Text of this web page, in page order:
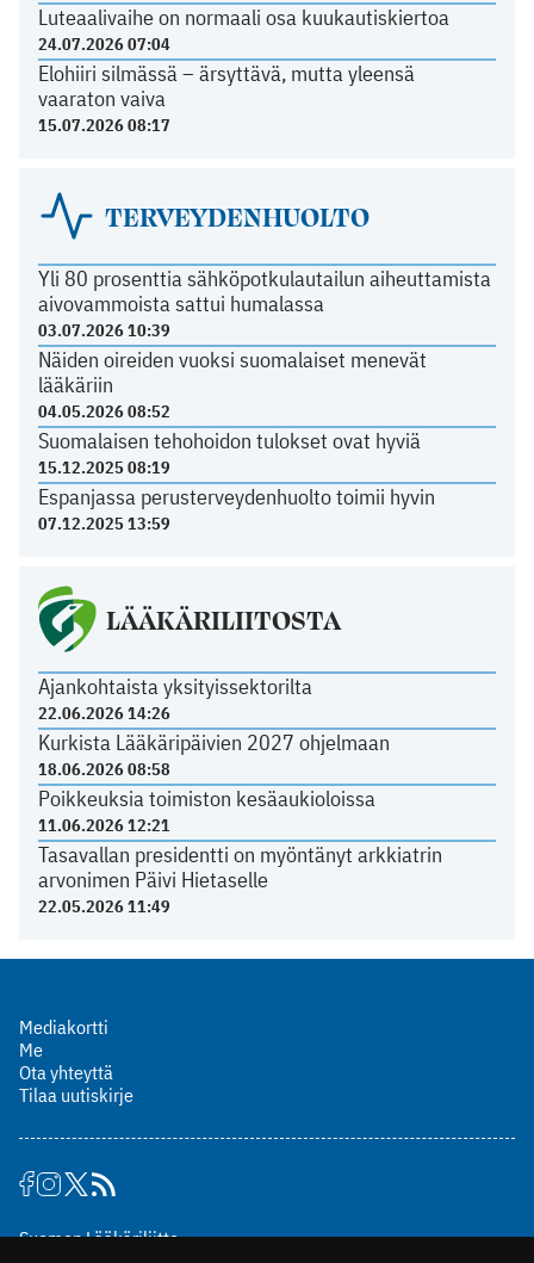
Luteaalivaihe on normaali osa kuukautiskiertoa
24.07.2026 07:04
Elohiiri silmässä – ärsyttävä, mutta yleensä
vaaraton vaiva
15.07.2026 08:17
TERVEYDENHUOLTO
Yli 80 prosenttia sähköpotkulautailun aiheuttamista
aivovammoista sattui humalassa
03.07.2026 10:39
Näiden oireiden vuoksi suomalaiset menevät
lääkäriin
04.05.2026 08:52
Suomalaisen tehohoidon tulokset ovat hyviä
15.12.2025 08:19
Espanjassa perusterveydenhuolto toimii hyvin
07.12.2025 13:59
LÄÄKÄRILIITOSTA
Ajankohtaista yksityissektorilta
22.06.2026 14:26
Kurkista Lääkäripäivien 2027 ohjelmaan
18.06.2026 08:58
Poikkeuksia toimiston kesäaukioloissa
11.06.2026 12:21
Tasavallan presidentti on myöntänyt arkkiatrin
arvonimen Päivi Hietaselle
22.05.2026 11:49
Mediakortti
Me
Ota yhteyttä
Tilaa uutiskirje
Suomen Lääkäriliitto